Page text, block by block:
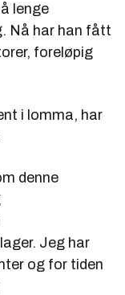
lenge
Nå har han fått
foreløpig
i lomma, har
denne
Jeg har
og for tiden